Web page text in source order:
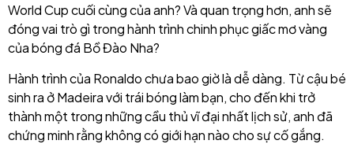
World Cup cuối cùng của anh? Và quan trọng hơn, anh sẽ
đóng vai trò gì trong hành trình chinh phục giấc mơ vàng
của bóng đá Bồ Đào Nha?
Hành trình của Ronaldo chưa bao giờ là dễ dàng. Từ cậu bé
sinh ra ở Madeira với trái bóng làm bạn, cho đến khi trở
thành một trong những cầu thủ vĩ đại nhất lịch sử, anh đã
chứng minh rằng không có giới hạn nào cho sự cố gắng.